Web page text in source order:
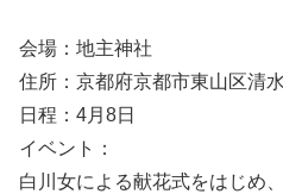
会場：地主神社
住所：京都府京都市東山区清
日程：4月8日
イベント：
白川女による献花式をはじめ